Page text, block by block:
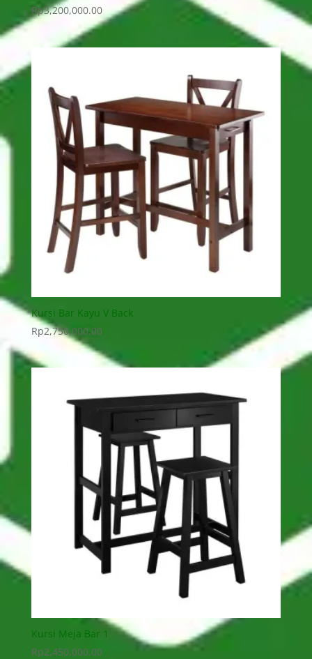
Rp3,200,000.00
Kursi Bar Kayu V Back
Rp2,750,000.00
Kursi Meja Bar 1
Rp2,450,000.00